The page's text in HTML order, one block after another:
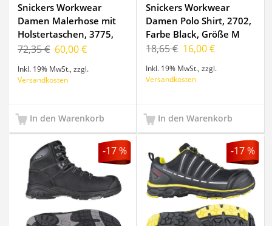
Snickers Workwear
Damen Malerhose mit
Holstertaschen, 3775,
Farbe White, Größe 144
72,35 € 60,00 €
Inkl. 19% MwSt.,zzgl.
Versandkosten
In den Warenkorb
Snickers Workwear
Damen Polo Shirt, 2702,
Farbe Black, Größe M
18,65 € 16,00 €
Inkl. 19% MwSt. ,zzgl.
Versandkosten
In den Warenkorb
-17 % -17 %